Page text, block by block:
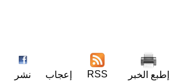
إطبع الخبر RSS إعجاب نشر